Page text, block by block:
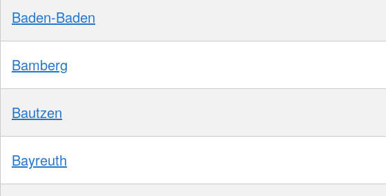
Baden-Baden
Bamberg
Bautzen
Bayreuth